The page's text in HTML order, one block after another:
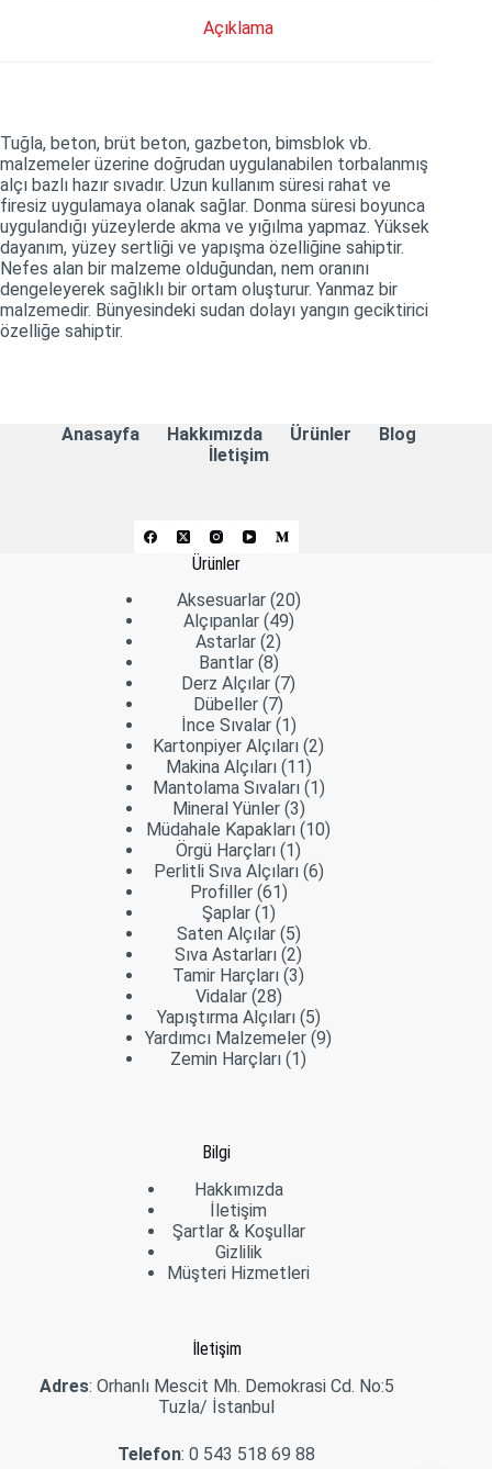
Açıklama
Tuğla, beton, brüt beton, gazbeton, bimsblok vb.
malzemeler üzerine doğrudan uygulanabilen torbalanmış
alçı bazlı hazır sıvadır. Uzun kullanım süresi rahat ve
firesiz uygulamaya olanak sağlar. Donma süresi boyunca
uygulandığı yüzeylerde akma ve yığılma yapmaz. Yüksek
dayanım, yüzey sertliği ve yapışma özelliğine sahiptir.
Nefes alan bir malzeme olduğundan, nem oranını
dengeleyerek sağlıklı bir ortam oluşturur. Yanmaz bir
malzemedir. Bünyesindeki sudan dolayı yangın geciktirici
özelliğe sahiptir.
Anasayfa Hakkımızda Ürünler
Blog
İletişim
Ürünler
Aksesuarlar 2020
Alçıpanlar 4949
Astarlar 22
ürün
Bantlar 88
ürün
Derz Alçılar 77
Dübeller 77
ürün
İnce Sıvalar 11
ürün
Kartonpiyer Alçıları 22
Makina Alçıları 1111
ürün
Mantolama Sıvaları 11
Mineral Yünler 33
ürün
Müdahale Kapakları 1010
Örgü Harçları 11
ürün
Perlitli Sıva Alçıları 66
Profiller 6161
Şaplar 11
ürün
Saten Alçılar 55
ürün
Sıva Astarları 22
ürün
Tamir Harçları 33
Vidalar 2828
ürün
Yapıştırma Alçıları 55
ürün
Yardımcı Malzemeler 99
Zemin Harçları 11
Bilgi
Hakkımızda
İletişim
Şartlar & Koşullar
Gizlilik
Müşteri Hizmetleri
İletişim
Adres: Orhanlı Mescit Mh. Demokrasi Cd. No:5
Tuzla/ İstanbul
Telefon:0 543 518 69 88